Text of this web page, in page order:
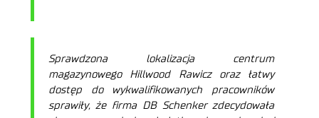
Sprawdzona lokalizacja centrum
magazynowego Hillwood Rawicz oraz łatwy
dostęp do wykwalifikowanych pracowników
sprawiły, że firma DB Schenker zdecydowała